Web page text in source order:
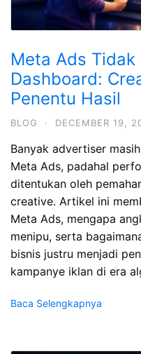
Meta Ads Tidak
Dashboard:
Penentu Hasil
BLOG · DECEMBER 19,
Banyak advertiser
Meta Ads, padahal
ditentukan oleh
creative. Artikel ini
Meta Ads, mengapa
menipu, serta
bisnis justru menjadi
kampanye iklan di era
Baca Selengkapnya